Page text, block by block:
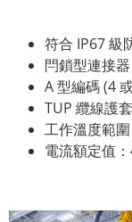
符合 IP67 級
閂鎖型連接
A 型編碼 (4
TUP 纜線護
工作溫度範
電流額定值